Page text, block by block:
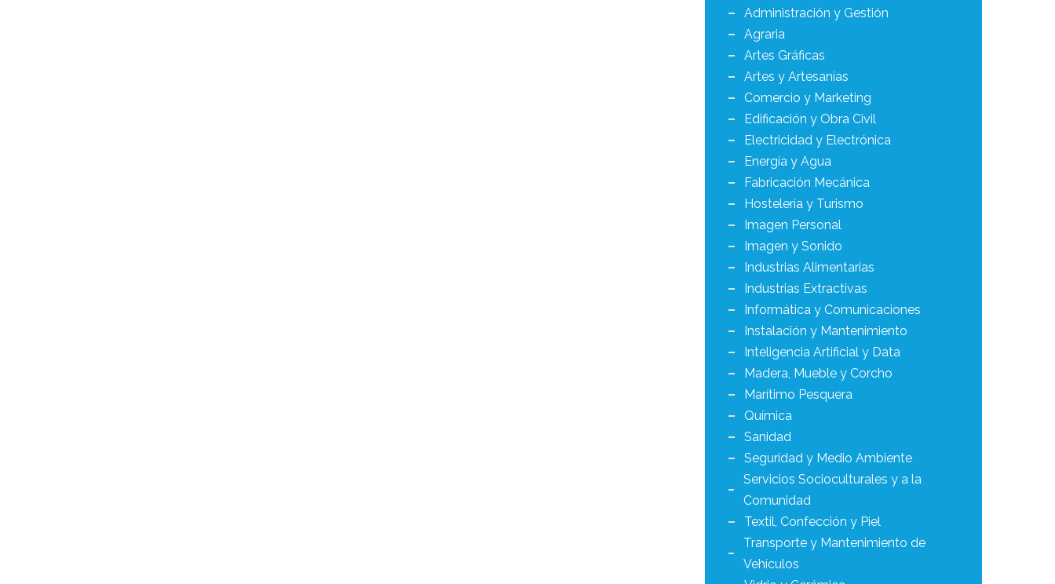
Administración y Gestión
Agraria
Artes Gráficas
Artes y Artesanías
Comercio y Marketing
Edificación y Obra Civil
Electricidad y Electrónica
Energía y Agua
Fabricación Mecánica
Hostelería y Turismo
Imagen Personal
Imagen y Sonido
Industrias Alimentarias
Industrias Extractivas
Informática y Comunicaciones
Instalación y Mantenimiento
Inteligencia Artificial y Data
Madera, Mueble y Corcho
Marítimo Pesquera
Química
Sanidad
Seguridad y Medio Ambiente
Servicios Socioculturales y a la
Comunidad
Textil, Confección y Piel
Transporte y Mantenimiento de
Vehículos